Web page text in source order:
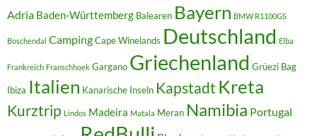
Adria Baden-Württemberg Balearen Bayern BMW R1100GS
Boschendal CampingCape Winelands Deutschland Elba
Frankreich Franschhoek Gargano Griechenland Grüezi Bag
Ibiza Italien Kanarische Inseln Kapstadt Kreta
Kurztrip Lindos Madeira Matala Meran Namibia Portugal